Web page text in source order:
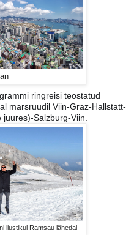
ringreisi teostatud
marsruudil Viin-Graz-Hallstatt-
Salzburg-Viin.
liustikul Ramsau lähedal